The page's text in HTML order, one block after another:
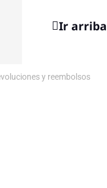
Ir arriba
y reembolsos